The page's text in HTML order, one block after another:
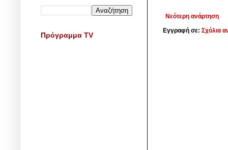
Νεότερη ανάρτηση
Εγγραφή σε: Σχόλια
Πρόγραμμα TV